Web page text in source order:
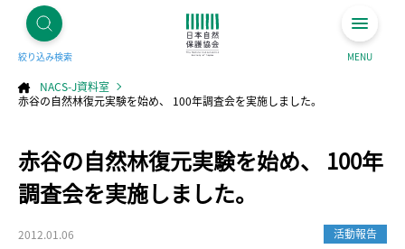
絞り込み検索 MENU
NACS-J資料室
赤谷の自然林復元実験を始め、 100年調査会を実施しました。
赤谷の自然林復元実験を始め、 100年
調査会を実施しました。
2012.01.06 活動報告